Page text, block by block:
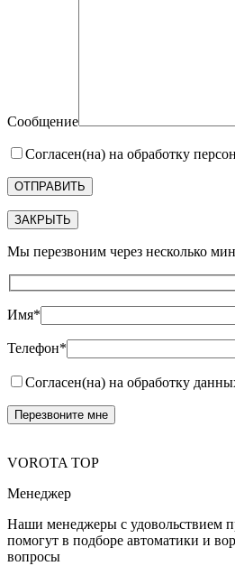
Сообщение
Согласен(на) на обработку
ЗАКРЫТЬ
Мы перезвоним через несколько
Имя*
Телефон*
Согласен(на) на обработку
VOROTA TOP
Менеджер
Наши менеджеры с удовольствием
помогут в подборе автоматики и
вопросы